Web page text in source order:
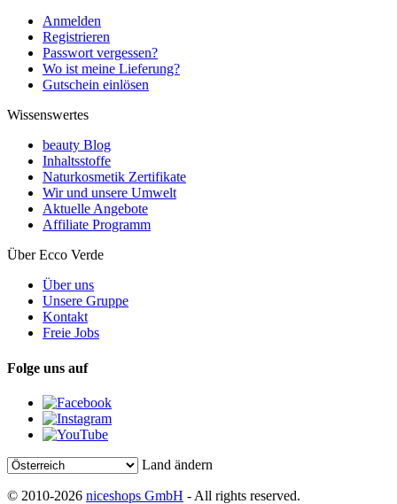
Anmelden
Registrieren
Passwort vergessen?
Wo ist meine Lieferung?
Gutschein einlösen
Wissenswertes
beauty Blog
Inhaltsstoffe
Naturkosmetik Zertifikate
Wir und unsere Umwelt
Aktuelle Angebote
Affiliate Programm
Über Ecco Verde
Über uns
Unsere Gruppe
Kontakt
Freie Jobs
Folge uns auf
Land ändern
© 2010-2026 niceshops GmbH - All rights reserved.